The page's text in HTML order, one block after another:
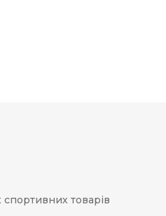
товарів